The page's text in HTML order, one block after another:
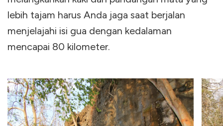
lebih tajam harus Anda jaga saat berjalan
menjelajahi isi gua dengan kedalaman
mencapai 80 kilometer.